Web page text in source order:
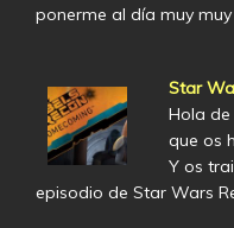
ponerme al día muy
Star
Hola de
que os
Y os
episodio de Star Wars